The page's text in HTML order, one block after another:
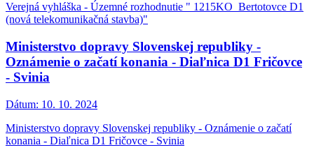
Verejná vyhláška - Územné rozhodnutie " 1215KO_Bertotovce D1
(nová telekomunikačná stavba)"
Ministerstvo dopravy Slovenskej republiky -
Oznámenie o začatí konania - Diaľnica D1 Fričovce
- Svinia
Dátum: 10. 10. 2024
Ministerstvo dopravy Slovenskej republiky - Oznámenie o začatí
konania - Diaľnica D1 Fričovce - Svinia